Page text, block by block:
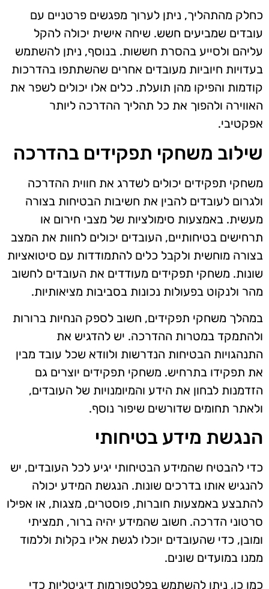
כחלק מהתהליך, ניתן לערוך מפגשים פרטניים עם
עובדים שמביעים חשש. שיחה אישית יכולה להקל
עליהם ולסייע בהסרת חששות. בנוסף, ניתן להשתמש
בעדויות חיוביות מעובדים אחרים שהשתתפו בהדרכות
קודמות והפיקו מהן תועלת. כלים אלו יכולים לשפר את
האווירה ולהפוך את כל תהליך ההדרכה ליותר
אפקטיבי.
שילוב משחקי תפקידים בהדרכה
משחקי תפקידים יכולים לשדרג את חווית ההדרכה
ולגרום לעובדים להבין את חשיבות הבטיחות בצורה
מעשית. באמצעות סימולציות של מצבי חירום או
תרחישים בטיחותיים, העובדים יכולים לחוות את המצב
בצורה מוחשית ולקבל כלים להתמודדות עם סיטואציות
שונות. משחקי תפקידים מעודדים את העובדים לחשוב
מהר ולנקוט בפעולות נכונות בסביבות מציאותיות.
במהלך משחקי תפקידים, חשוב לספק הנחיות ברורות
ולהתמקד במטרות ההדרכה. יש להדגיש את
התנהגויות הבטיחות הנדרשות ולוודא שכל עובד מבין
את תפקידו בתרחיש. משחקי תפקידים יוצרים גם
הזדמנות לבחון את הידע והמיומנויות של העובדים,
ולאתר תחומים שדורשים שיפור נוסף.
הנגשת מידע בטיחותי
כדי להבטיח שהמידע הבטיחותי יגיע לכל העובדים, יש
להנגיש אותו בדרכים שונות. הנגשת המידע יכולה
להתבצע באמצעות חוברות, פוסטרים, מצגות, או אפילו
סרטוני הדרכה. חשוב שהמידע יהיה ברור, תמציתי
ומובן, כדי שהעובדים יוכלו לגשת אליו בקלות וללמוד
ממנו במועדים שונים.
כמו כן, ניתן להשתמש בפלטפורמות דיגיטליות כדי